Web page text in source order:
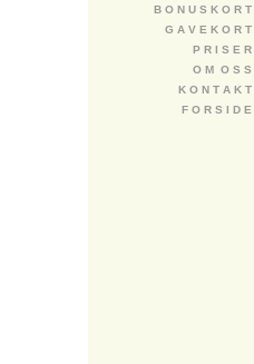
B O N U S K O R T
G A V E K O R T
P R I S E R
O M O S S
K O N T A K T
F O R S I D E